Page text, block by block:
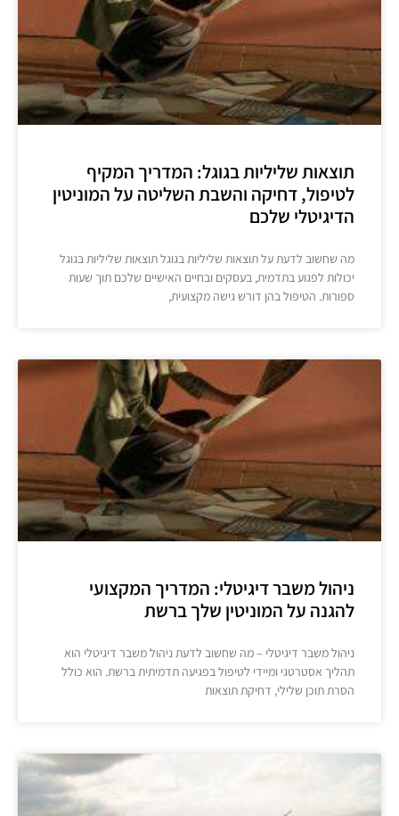
תוצאות שליליות בגוגל: המדריך המקיף
לטיפול, דחיקה והשבת השליטה על המוניטין
הדיגיטלי שלכם
מה שחשוב לדעת על תוצאות שליליות בגוגל תוצאות שליליות בגוגל
יכולות לפגוע בתדמית, בעסקים ובחיים האישיים שלכם תוך שעות
ספורות. הטיפול בהן דורש גישה מקצועית,
ניהול משבר דיגיטלי: המדריך המקצועי
להגנה על המוניטין שלך ברשת
ניהול משבר דיגיטלי – מה שחשוב לדעת ניהול משבר דיגיטלי הוא
תהליך אסטרטגי ומיידי לטיפול בפגיעה תדמיתית ברשת. הוא כולל
הסרת תוכן שלילי, דחיקת תוצאות